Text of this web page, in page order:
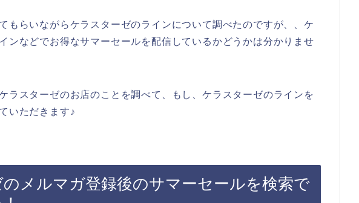
もらいながらケラスターゼのラインについて調べたのですが、、ケ
ンなどでお得なサマーセールを配信しているかどうかは分かりませ
ラスターゼのお店のことを調べて、もし、ケラスターゼのラインを
いただきます♪
メルマガ登録後のサマーセールを検索で